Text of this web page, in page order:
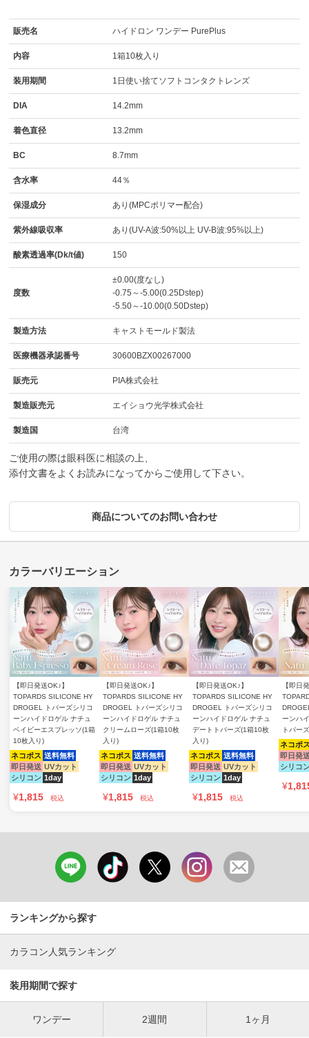
販売名 ハイドロン ワンデー PurePlus
内容 1箱10枚入り
装用期間 1日使い捨てソフトコンタクトレンズ
DIA 14.2mm
着色直径 13.2mm
BC 8.7mm
含水率 44％
保湿成分 あり(MPCポリマー配合)
紫外線吸収率 あり(UV-A波:50%以上 UV-B波:95%以上)
酸素透過率(Dk/t値) 150
度数
±0.00(度なし)
-0.75～-5.00(0.25Dstep)
-5.50～-10.00(0.50Dstep)
製造方法 キャストモールド製法
医療機器承認番号 30600BZX00267000
販売元 PIA株式会社
製造販売元 エイショウ光学株式会社
製造国 台湾
ご使用の際は眼科医に相談の上、
添付文書をよくお読みになってからご使用して下さい。
商品についてのお問い合わせ
【即日発送OK♪】
TOPARDS SILICONE HY
DROGEL トパーズシリコ
ーンハイドロゲル ナチュ
ベイビーエスプレッソ(1箱
10枚入り)
ネコポス 送料無料
即日発送 UVカット
シリコン 1day
¥1,815 税込
【即日発送OK♪】
TOPARDS SILICONE HY
DROGEL トパーズシリコ
ーンハイドロゲル ナチュ
クリームローズ(1箱10枚
入り)
ネコポス 送料無料
即日発送 UVカット
シリコン 1day
¥1,815 税込
【即日発送OK♪】
TOPARDS SILICONE HY
DROGEL トパーズシリコ
ーンハイドロゲル ナチュ
デートトパーズ(1箱10枚
入り)
ネコポス 送料無料
即日発送 UVカット
シリコン 1day
¥1,815 税込
【即日
ーンハ
トパー
ネコポ
即日発
シリコ
¥
ランキングから探す
カラコン人気ランキング
装用期間で探す
ワンデー 2週間 1ヶ月